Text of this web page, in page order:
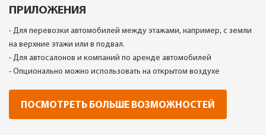
ПРИЛОЖЕНИЯ
- Для перевозки автомобилей между этажами, например, с земли
на верхние этажи или в подвал.
- Для автосалонов и компаний по аренде автомобилей
- Опционально можно использовать на открытом воздухе
ПОСМОТРЕТЬ БОЛЬШЕ ВОЗМОЖНОСТЕЙ